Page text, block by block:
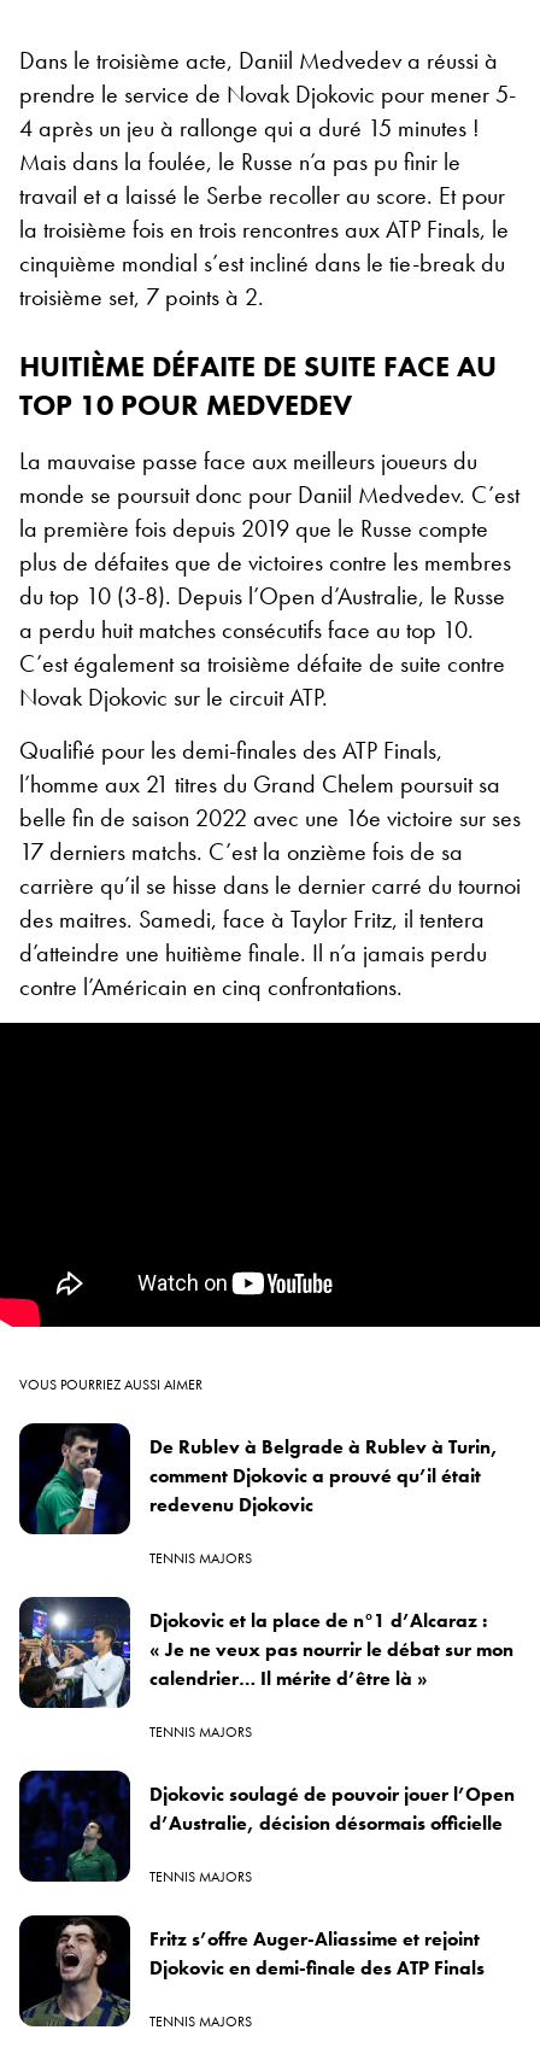
Dans le troisième acte, Daniil Medvedev a réussi à
prendre le service de Novak Djokovic pour mener 5-
4 après un jeu à rallonge qui a duré 15 minutes !
Mais dans la foulée, le Russe n’a pas pu finir le
travail et a laissé le Serbe recoller au score. Et pour
la troisième fois en trois rencontres aux ATP Finals, le
cinquième mondial s’est incliné dans le tie-break du
troisième set, 7 points à 2.
HUITIÈME DÉFAITE DE SUITE FACE AU
TOP 10 POUR MEDVEDEV
La mauvaise passe face aux meilleurs joueurs du
monde se poursuit donc pour Daniil Medvedev. C’est
la première fois depuis 2019 que le Russe compte
plus de défaites que de victoires contre les membres
du top 10 (3-8). Depuis l’Open d’Australie, le Russe
a perdu huit matches consécutifs face au top 10.
C’est également sa troisième défaite de suite contre
Novak Djokovic sur le circuit ATP.
Qualifié pour les demi-finales des ATP Finals,
l’homme aux 21 titres du Grand Chelem poursuit sa
belle fin de saison 2022 avec une 16e victoire sur ses
17 derniers matchs. C’est la onzième fois de sa
carrière qu’il se hisse dans le dernier carré du tournoi
des maitres. Samedi, face à Taylor Fritz, il tentera
d’atteindre une huitième finale. Il n’a jamais perdu
contre l’Américain en cinq confrontations.
VOUS POURRIEZ AUSSI AIMER
De Rublev à Belgrade à Rublev à Turin,
comment Djokovic a prouvé qu’il était
redevenu Djokovic
TENNIS MAJORS
Djokovic et la place de n°1 d’Alcaraz :
« Je ne veux pas nourrir le débat sur mon
calendrier… Il mérite d’être là »
TENNIS MAJORS
Djokovic soulagé de pouvoir jouer l’Open
d’Australie, décision désormais officielle
TENNIS MAJORS
Fritz s’offre Auger-Aliassime et rejoint
Djokovic en demi-finale des ATP Finals
TENNIS MAJORS